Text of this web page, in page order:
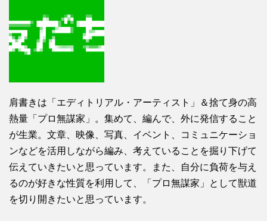
肩書きは「エディトリアル・アーティスト」＆捨て身の高
熱量「プロ無謀家」。集めて、編んで、外に発信すること
が生業。文章、映像、写真、イベント、コミュニケーショ
ンなどを活用しながら編み、考えていることを掘り下げて
伝えていきたいと思っています。また、自分に負荷を与え
るのが好きな性質を利用して、「プロ無謀家」として獣道
を切り開きたいと思っています。